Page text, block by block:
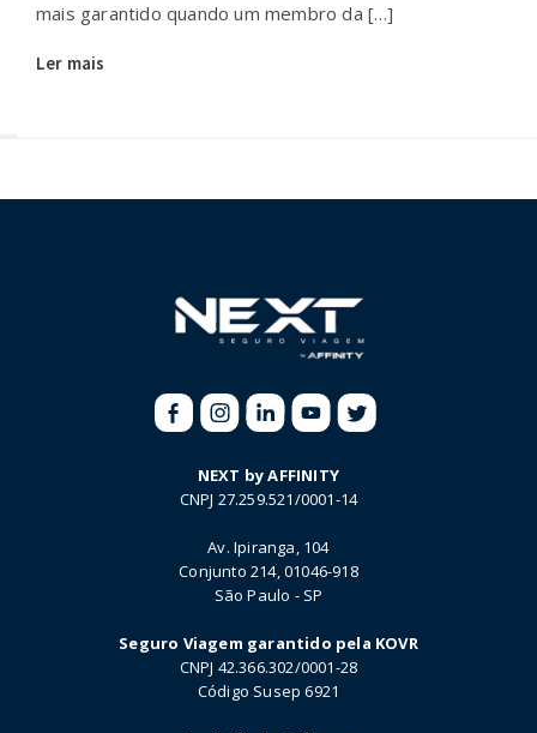
mais garantido quando um membro da […]
Ler mais
NEXT by AFFINITY
CNPJ 27.259.521/0001-14
Av. Ipiranga, 104
Conjunto 214, 01046-918
São Paulo - SP
Seguro Viagem garantido pela KOVR
CNPJ 42.366.302/0001-28
Código Susep 6921